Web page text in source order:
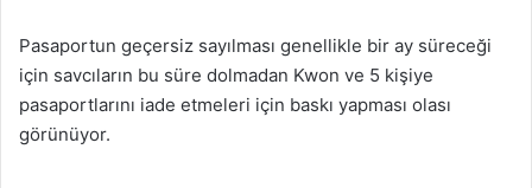
Pasaportun geçersiz sayılması genellikle bir ay süreceği
için savcıların bu süre dolmadan Kwon ve 5 kişiye
pasaportlarını iade etmeleri için baskı yapması olası
görünüyor.